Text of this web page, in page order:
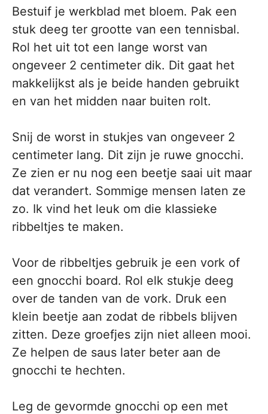
Bestuif je werkblad met bloem. Pak een
stuk deeg ter grootte van een tennisbal.
Rol het uit tot een lange worst van
ongeveer 2 centimeter dik. Dit gaat het
makkelijkst als je beide handen gebruikt
en van het midden naar buiten rolt.
Snij de worst in stukjes van ongeveer 2
centimeter lang. Dit zijn je ruwe gnocchi.
Ze zien er nu nog een beetje saai uit maar
dat verandert. Sommige mensen laten ze
zo. Ik vind het leuk om die klassieke
ribbeltjes te maken.
Voor de ribbeltjes gebruik je een vork of
een gnocchi board. Rol elk stukje deeg
over de tanden van de vork. Druk een
klein beetje aan zodat de ribbels blijven
zitten. Deze groefjes zijn niet alleen mooi.
Ze helpen de saus later beter aan de
gnocchi te hechten.
Leg de gevormde gnocchi op een met